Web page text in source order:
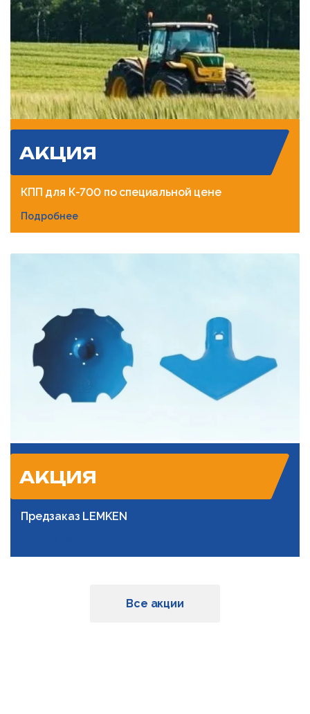
АКЦИЯ
КПП для К-700 по специальной цене
Подробнее
АКЦИЯ
Предзаказ LEMKEN
Все акции